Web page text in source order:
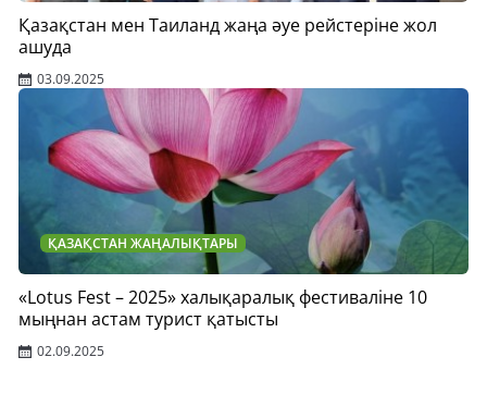
Қазақстан мен Таиланд жаңа әуе рейстеріне жол
ашуда
03.09.2025
ҚАЗАҚСТАН ЖАҢАЛЫҚТАРЫ
«Lotus Fest – 2025» халықаралық фестиваліне 10
мыңнан астам турист қатысты
02.09.2025